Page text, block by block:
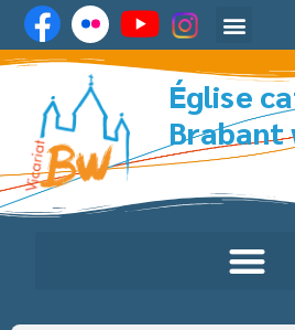
Église
Brabant